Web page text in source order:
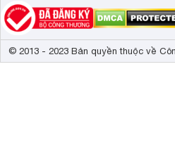
© 2013 - 2023 Bản quyền thuộc về